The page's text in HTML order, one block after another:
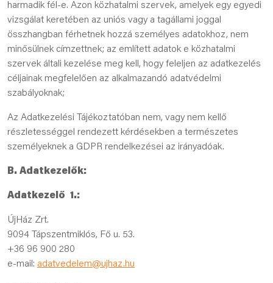
harmadik fél-e. Azon közhatalmi szervek, amelyek egy egyedi
vizsgálat keretében az uniós vagy a tagállami joggal
összhangban férhetnek hozzá személyes adatokhoz, nem
minősülnek címzettnek; az említett adatok e közhatalmi
szervek általi kezelése meg kell, hogy feleljen az adatkezelés
céljainak megfelelően az alkalmazandó adatvédelmi
szabályoknak;
Az Adatkezelési Tájékoztatóban nem, vagy nem kellő
részletességgel rendezett kérdésekben a természetes
személyeknek a GDPR rendelkezései az irányadóak.
B. Adatkezelők:
Adatkezelő 1.:
ÚjHáz Zrt.
9094 Tápszentmiklós, Fő u. 53.
+36 96 900 280
e-mail: adatvedelem@ujhaz.hu